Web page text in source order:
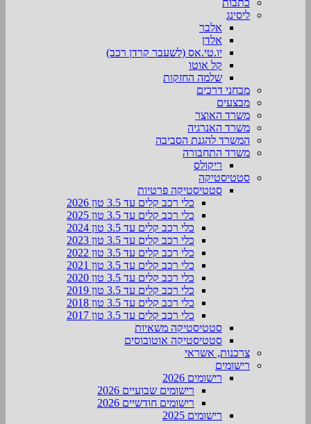
ליסינג
אלבר
אלדן
יו.טי.אס (לשעבר קרדן רכב)
קל אוטו
שלמה החזקות
מבחני דרכים
מבצעים
משרד האוצר
משרד האנרגיה
המשרד להגנת הסביבה
משרד התחבורה
ריקולס
סטטיסטיקה
סטטיסטיקה פרטיות
כלי רכב קלים עד 3.5 טון 2026
כלי רכב קלים עד 3.5 טון 2025
כלי רכב קלים עד 3.5 טון 2024
כלי רכב קלים עד 3.5 טון 2023
כלי רכב קלים עד 3.5 טון 2022
כלי רכב קלים עד 3.5 טון 2021
כלי רכב קלים עד 3.5 טון 2020
כלי רכב קלים עד 3.5 טון 2019
כלי רכב קלים עד 3.5 טון 2018
כלי רכב קלים עד 3.5 טון 2017
סטטיסטיקה משאיות
סטטיסטיקה אוטובוסים
צרכנות, אשראי
רישומים
רישומים 2026
רישומים שבועיים 2026
רישומים חודשיים 2026
רישומים 2025